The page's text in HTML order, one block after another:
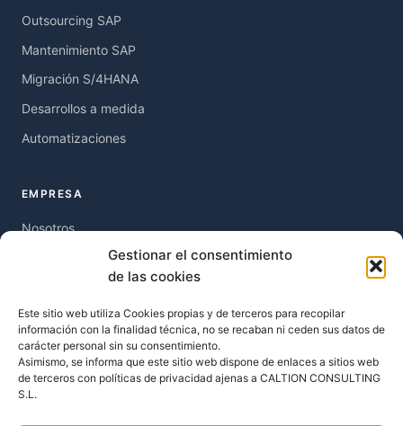
Gestionar el consentimiento
de las cookies
Este sitio web utiliza Cookies propias y de terceros para recopilar
información con la finalidad técnica, no se recaban ni ceden sus datos de
carácter personal sin su consentimiento.
Asimismo, se informa que este sitio web dispone de enlaces a sitios web
de terceros con políticas de privacidad ajenas a CALTION CONSULTING
S.L.
Outsourcing SAP
Mantenimiento SAP
Migración S/4HANA
Desarrollos a medida
Automatizaciones
EMPRESA
Nosotros
Contacto
LEGAL